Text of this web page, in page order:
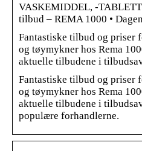
VASKEMIDDEL, -
tilbud – REMA 1000 •
Fantastiske tilbud og priser
og tøymykner hos Rema
aktuelle tilbudene i
Fantastiske tilbud og priser
og tøymykner hos Rema
aktuelle tilbudene i
populære forhandlerne.